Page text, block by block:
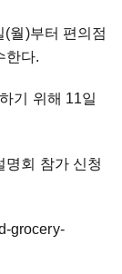
월)부터 편의점
한다.
기 위해 11일
명회 참가 신청
grocery-